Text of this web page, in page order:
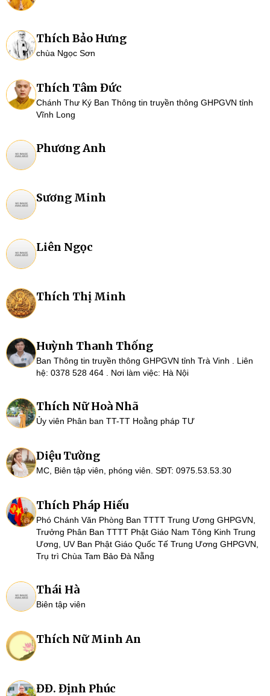
Thích Bảo Hưng
chùa Ngọc Sơn
Thích Tâm Đức
Chánh Thư Ký Ban Thông tin truyền thông GHPGVN tỉnh
Vĩnh Long
Phương Anh
Sương Minh
Liên Ngọc
Thích Thị Minh
Huỳnh Thanh Thống
Ban Thông tin truyền thông GHPGVN tỉnh Trà Vinh . Liên
hệ: 0378 528 464 . Nơi làm việc: Hà Nội
Thích Nữ Hoà Nhã
Ủy viên Phân ban TT-TT Hoằng pháp TƯ
Diệu Tường
MC, Biên tập viên, phóng viên. SĐT: 0975.53.53.30
Thích Pháp Hiếu
Phó Chánh Văn Phòng Ban TTTT Trung Ương GHPGVN,
Trưởng Phân Ban TTTT Phật Giáo Nam Tông Kinh Trung
Ương, UV Ban Phật Giáo Quốc Tế Trung Ương GHPGVN,
Trụ trì Chùa Tam Bảo Đà Nẵng
Thái Hà
Biên tập viên
Thích Nữ Minh An
ĐĐ. Định Phúc